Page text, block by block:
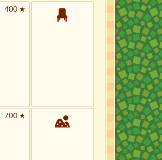
400 ★
700 ★